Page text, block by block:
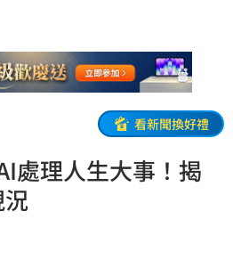
看新聞換好禮
處理人生大事！揭